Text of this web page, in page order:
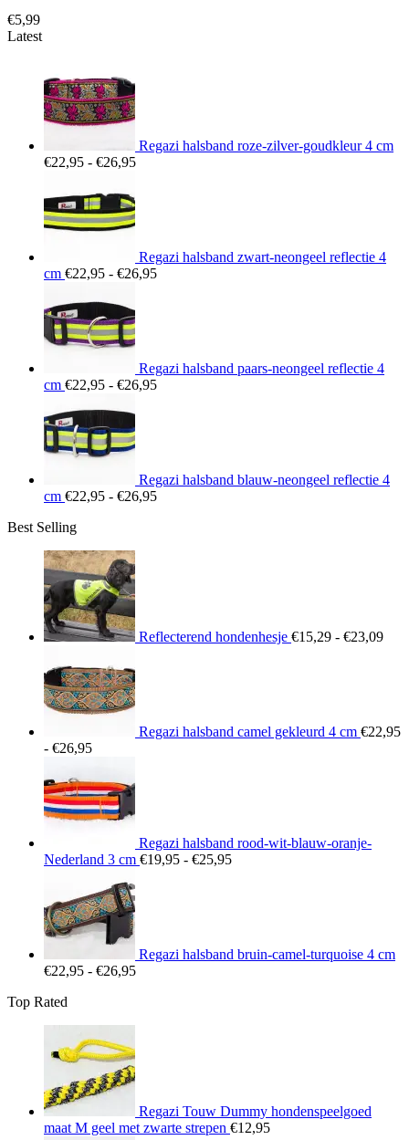
€5,99
Latest
Regazi halsband roze-zilver-goudkleur 4 cm
€22,95 - €26,95Prijsklasse:
Regazi halsband zwart-neongeel reflectie 4
cm €22,95 - €26,95Prijsklasse:
Regazi halsband paars-neongeel reflectie 4
cm €22,95 - €26,95Prijsklasse:
Regazi halsband blauw-neongeel reflectie 4
cm €22,95 - €26,95Prijsklasse:
Best Selling
Reflecterend hondenhesje €15,29 - €23,09
Regazi halsband camel gekleurd 4 cm €22,95
- €26,95Prijsklasse:
tot
€26,95
Regazi halsband rood-wit-blauw-oranje-
Nederland 3 cm €19,95 - €25,95Prijsklasse:
Regazi halsband bruin-camel-turquoise 4 cm
€22,95 - €26,95Prijsklasse:
Top Rated
Regazi Touw Dummy hondenspeelgoed
maat M geel met zwarte strepen €12,95